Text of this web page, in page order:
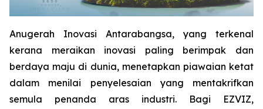
Anugerah Inovasi Antarabangsa, yang terkenal
kerana meraikan inovasi paling berimpak dan
berdaya maju di dunia, menetapkan piawaian ketat
dalam menilai penyelesaian yang mentakrifkan
semula penanda aras industri. Bagi EZVIZ,